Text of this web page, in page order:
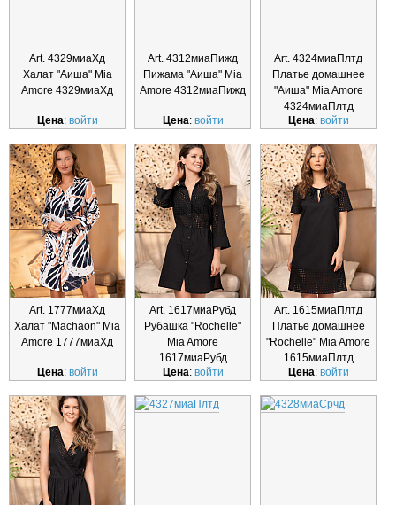
Art. 4329миаХд
Халат "Аиша" Mia
Amore 4329миаХд
Цена: войти
Art. 4312миаПижд
Пижама "Аиша" Mia
Amore 4312миаПижд
Цена: войти
Art. 4324миаПлтд
Платье домашнее
"Аиша" Mia Amore
4324миаПлтд
Цена: войти
Art. 1777миаХд
Халат "Machaon" Mia
Amore 1777миаХд
Цена: войти
Art. 1617миаРубд
Рубашка "Rochelle"
Mia Amore
1617миаРубд
Цена: войти
Art. 1615миаПлтд
Платье домашнее
"Rochelle" Mia Amore
1615миаПлтд
Цена: войти